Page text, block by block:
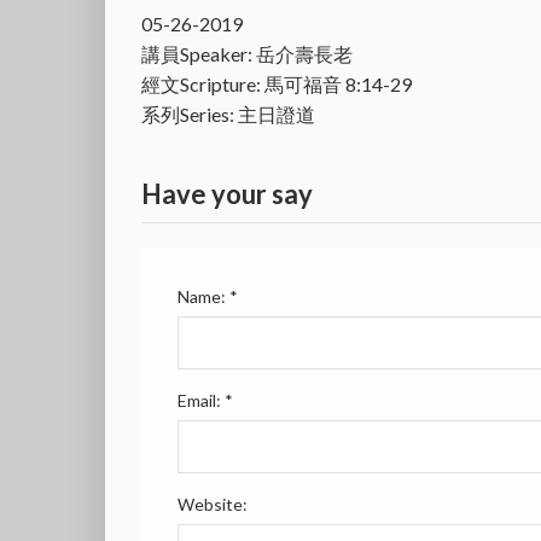
05-26-2019
講員Speaker: 岳介壽長老
經文Scripture: 馬可福音 8:14-29
系列Series: 主日證道
Have your say
Name: *
Email: *
Website: